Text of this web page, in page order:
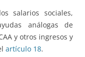
salarios sociales,
análogas de
y otros ingresos y
artículo 18.